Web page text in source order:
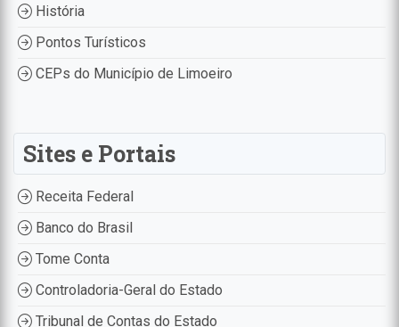
História
Pontos Turísticos
CEPs do Município de Limoeiro
Sites e Portais
Receita Federal
Banco do Brasil
Tome Conta
Controladoria-Geral do Estado
Tribunal de Contas do Estado